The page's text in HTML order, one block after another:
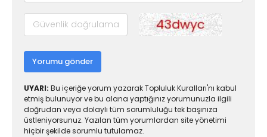
Yorumu gönder
UYARI: Bu içeriğe yorum yazarak Topluluk Kuralları'nı kabul
etmiş bulunuyor ve bu alana yaptığınız yorumunuzla ilgili
doğrudan veya dolaylı tüm sorumluluğu tek başınıza
üstleniyorsunuz. Yazılan tüm yorumlardan site yönetimi
hiçbir şekilde sorumlu tutulamaz.